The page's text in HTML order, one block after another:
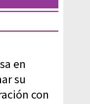
en
su
con